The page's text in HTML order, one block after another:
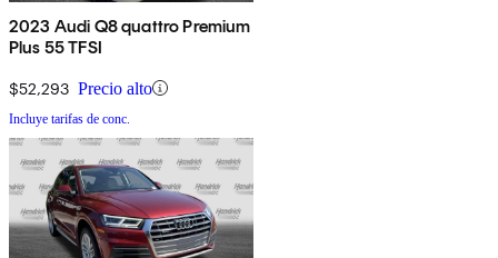
2023 Audi Q8 quattro Premium
Plus 55 TFSI
$52,293 Precio alto
Incluye tarifas de conc.